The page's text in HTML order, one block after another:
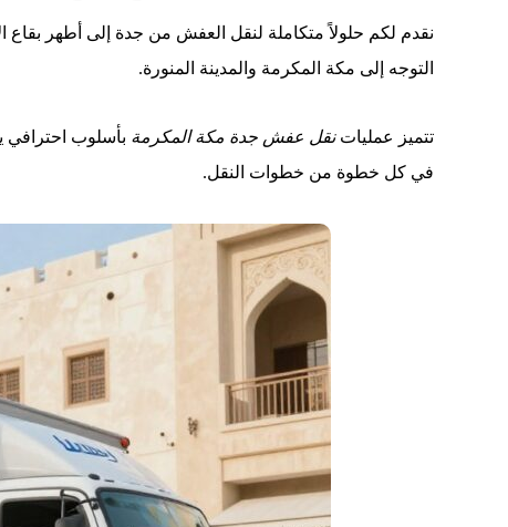
نقدم لكم حلولاً متكاملة لنقل العفش من جدة إلى أطهر بقاع
التوجه إلى مكة المكرمة والمدينة المنورة.
تتميز عملياتنقل عفش جدة مكة المكرمة بأسلوب احترافي
في كل خطوة من خطوات النقل.